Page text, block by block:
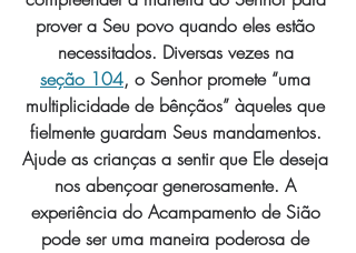
prover a Seu povo quando eles estão
necessitados. Diversas vezes na
seção 104, o Senhor promete “uma
multiplicidade de bênçãos” àqueles que
fielmente guardam Seus mandamentos.
Ajude as crianças a sentir que Ele deseja
nos abençoar generosamente. A
experiência do Acampamento de Sião
pode ser uma maneira poderosa de